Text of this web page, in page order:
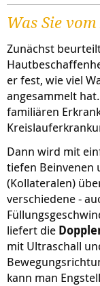
Was Sie
Zunächst
er fest, wie viel
angesammelt
familiären
Dann wird mit
tiefen Beinvenen
(Kollateralen)
verschiedene -
liefert die
mit Ultraschall
kann man